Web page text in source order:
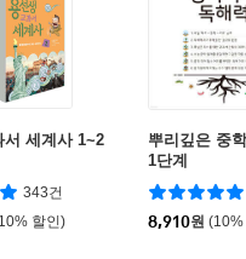
서 세계사 1~2
343건
할인)
뿌리깊은 중
1단계
8,910원 (10%